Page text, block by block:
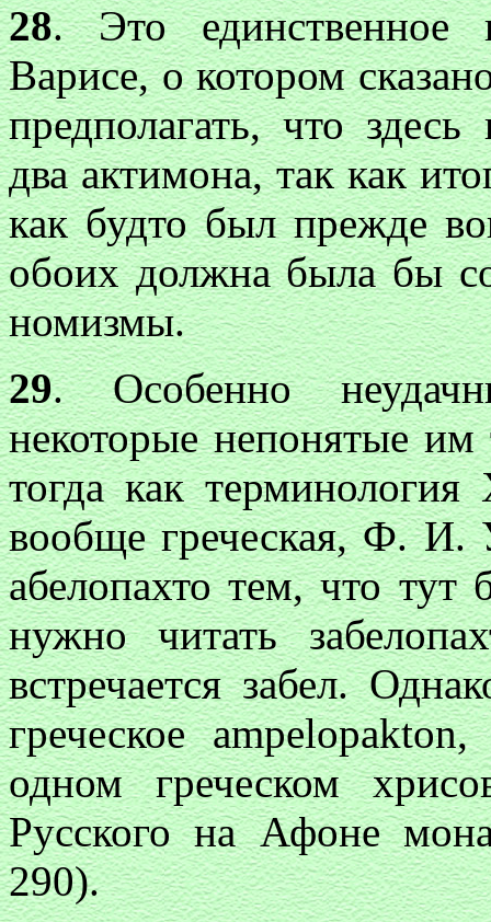
28. Это единственное
Варисе, о котором
предполагать, что
два актимона, так как
как будто был прежде
обоих должна была бы
номизмы.
29. Особенно
некоторые непонятые им
тогда как
вообще греческая, Ф. И.
абелопахто тем, что тут
нужно читать
встречается забел.
греческоеampelopakton,
одном греческом
Русского на Афоне
290).